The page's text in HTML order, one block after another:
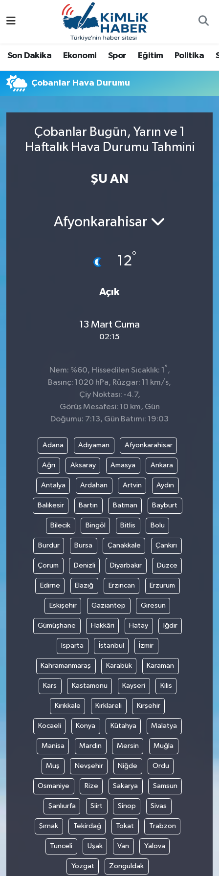
Son Dakika Ekonomi Spor Eğitim Politika
Çobanlar Hava Durumu
Çobanlar Bugün, Yarın ve 1
Haftalık Hava Durumu Tahmini
ŞU AN
Afyonkarahisar
12°
Açık
13 Mart Cuma
02:15
Nem: %60, Hissedilen Sıcaklık: 1 ° ,
Basınç: 1020 hPa, Rüzgar: 11 km/s,
Çiy Noktası: -4.7,
Görüş Mesafesi: 10 km, Gün
Doğumu: 7:13, Gün Batımı: 19:03
Adana Adıyaman Afyonkarahisar
Ağrı Aksaray Amasya Ankara
Antalya Ardahan Artvin Aydın
Balıkesir Bartın Batman Bayburt
Bilecik Bingöl Bitlis Bolu
Burdur Bursa Çanakkale Çankırı
Çorum Denizli Diyarbakır Düzce
Edirne Elazığ Erzincan Erzurum
Eskişehir Gaziantep Giresun
Gümüşhane Hakkâri Hatay Iğdır
Isparta İstanbul İzmir
Kahramanmaraş Karabük Karaman
Kars Kastamonu Kayseri Kilis
Kırıkkale Kırklareli Kırşehir
Kocaeli Konya Kütahya Malatya
Manisa Mardin Mersin Muğla
Muş Nevşehir Niğde Ordu
Osmaniye Rize Sakarya Samsun
Şanlıurfa Siirt Sinop Sivas
Şırnak Tekirdağ Tokat Trabzon
Tunceli Uşak Van Yalova
Yozgat Zonguldak
Antalya
Dünya
Eğitim
Sağlık
Son Dakika
Spor
Teknoloji
Nöbetçi Eczaneler
Namaz Vakitleri
Trafik Durumu
Süper Lig Puan Durumu ve Fikstür
Son Dakika Haberleri